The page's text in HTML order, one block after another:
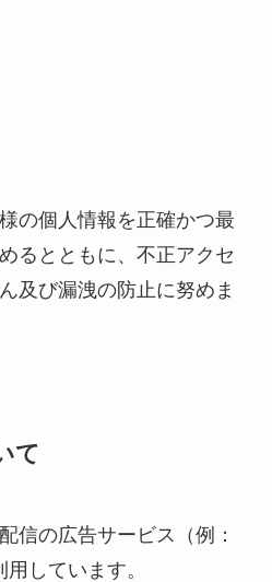
の個人情報を正確かつ最
るとともに、不正アクセ
及び漏洩の防止に努めま
て
信の広告サービス（例：
しています。